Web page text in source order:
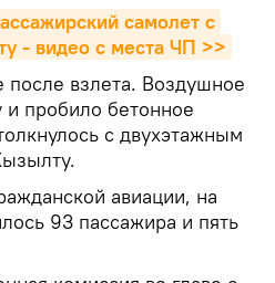
самолет с
- видео с места ЧП >>
после взлета. Воздушное
и пробило бетонное
с двухэтажным
авиации, на
93 пассажира и пять